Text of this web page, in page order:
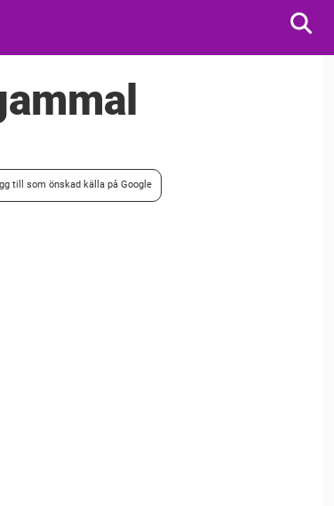
till som önskad källa på Google